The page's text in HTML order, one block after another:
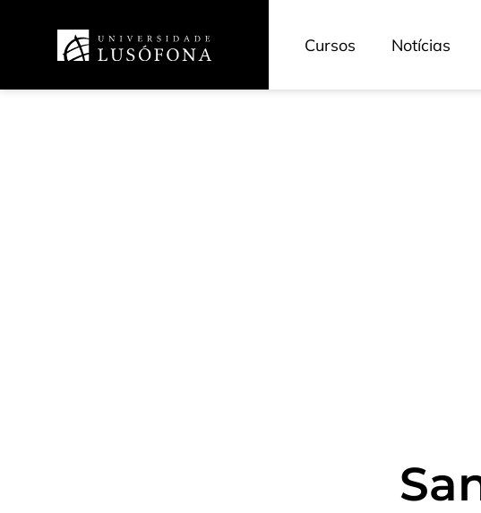
Cursos Notícias